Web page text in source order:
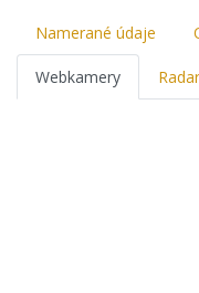
Namerané údaje
Webkamery